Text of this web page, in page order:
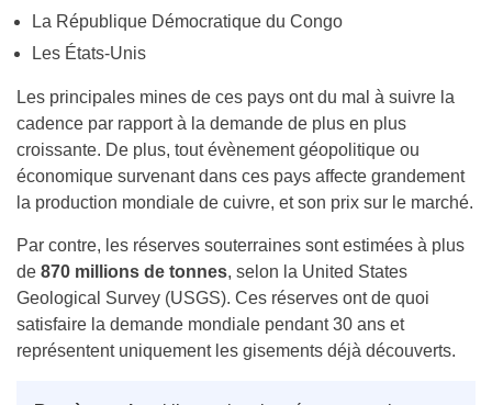
La République Démocratique du Congo
Les États-Unis
Les principales mines de ces pays ont du mal à suivre la
cadence par rapport à la demande de plus en plus
croissante. De plus, tout évènement géopolitique ou
économique survenant dans ces pays affecte grandement
la production mondiale de cuivre, et son prix sur le marché.
Par contre, les réserves souterraines sont estimées à plus
de 870 millions de tonnes, selon la United States
Geological Survey (USGS). Ces réserves ont de quoi
satisfaire la demande mondiale pendant 30 ans et
représentent uniquement les gisements déjà découverts.